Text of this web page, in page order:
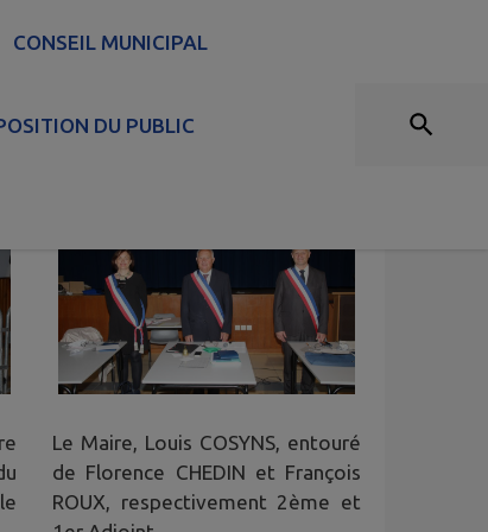
CONSEIL MUNICIPAL
DU PUBLIC
D'INSTALLATION
Le Maire, Louis COSYNS, entouré
de Florence CHEDIN et François
ROUX, respectivement 2ème et